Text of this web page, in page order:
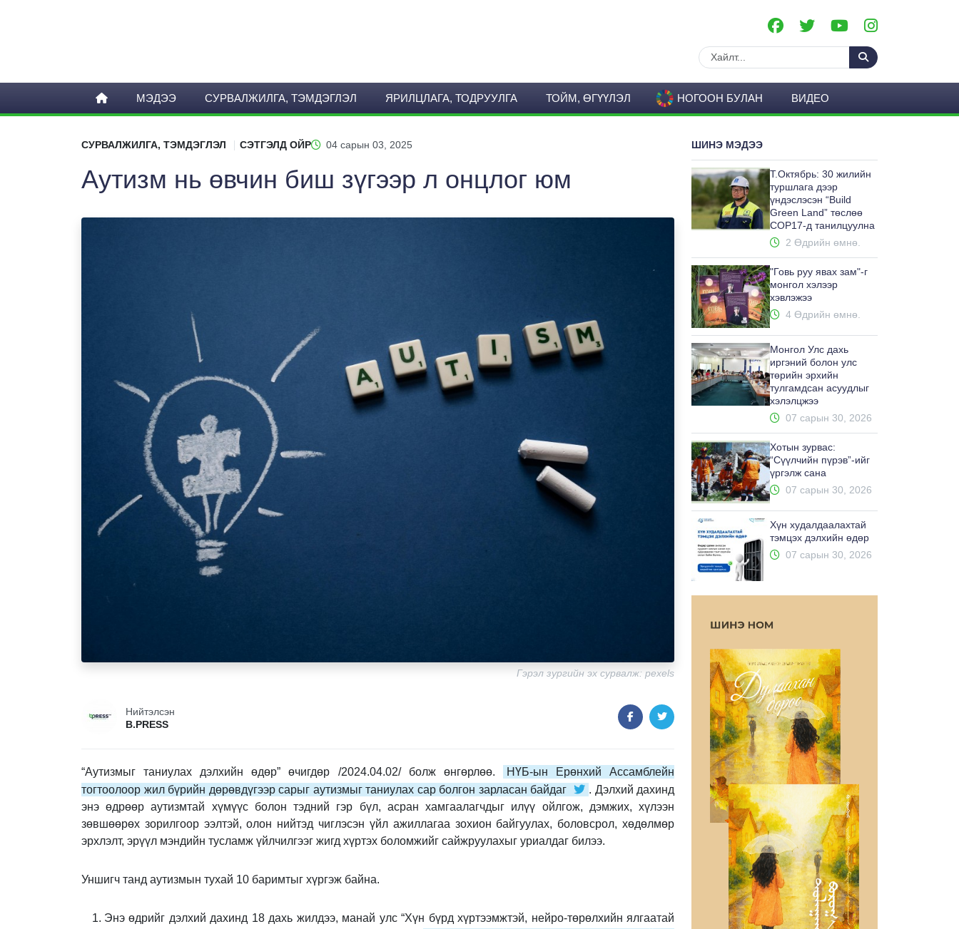
МЭДЭЭ СУРВАЛЖИЛГА, ТЭМДЭГЛЭЛ ЯРИЛЦЛАГА, ТОДРУУЛГА ТОЙМ, ӨГҮҮЛЭЛ НОГООН БУЛАН ВИДЕО
СУРВАЛЖИЛГА, ТЭМДЭГЛЭЛ СЭТГЭЛД ОЙР 04 сарын 03, 2025
Аутизм нь өвчин биш зүгээр л онцлог юм
Гэрэл зургийн эх сурвалж: pexels
Нийтэлсэн
B.PRESS
“Аутизмыг таниулах дэлхийн өдөр” өчигдөр /2024.04.02/ болж өнгөрлөө.
НҮБ-ын Ерөнхий Ассамблейн
тогтоолоор жил бүрийн дөрөвдүгээр сарыг аутизмыг таниулах сар болгон зарласан байдаг
. Дэлхий дахинд
энэ өдрөөр аутизмтай хүмүүс болон тэдний гэр бүл, асран хамгаалагчдыг илүү ойлгож, дэмжих, хүлээн
зөвшөөрөх зорилгоор ээлтэй, олон нийтэд чиглэсэн үйл ажиллагаа зохион байгуулах, боловсрол, хөдөлмөр
эрхлэлт, эрүүл мэндийн тусламж үйлчилгээг жигд хүртэх боломжийг сайжруулахыг уриалдаг билээ.
Уншигч танд аутизмын тухай 10 баримтыг хүргэж байна.
Энэ өдрийг дэлхий дахинд 18 дахь жилдээ, манай улс “Хүн бүрд хүртээмжтэй, нейро-төрөлхийн ялгаатай
ШИНЭ МЭДЭЭ
Т.Октябрь: 30 жилийн
туршлага дээр
үндэслэсэн “Build
Green Land” төслөө
COP17-д танилцуулна
2 Өдрийн өмнө.
"Говь руу явах зам"-г
монгол хэлээр
хэвлэжээ
4 Өдрийн өмнө.
Монгол Улс дахь
иргэний болон улс
төрийн эрхийн
тулгамдсан асуудлыг
хэлэлцжээ
07 сарын 30, 2026
Хотын зурвас:
“Сүүлчийн пүрэв”-ийг
үргэлж сана
07 сарын 30, 2026
Хүн худалдаалахтай
тэмцэх дэлхийн өдөр
07 сарын 30, 2026